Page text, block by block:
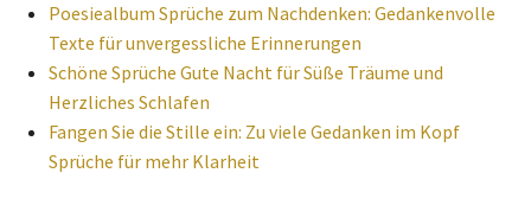
Poesiealbum Sprüche zum Nachdenken: Gedankenvolle
Texte für unvergessliche Erinnerungen
Schöne Sprüche Gute Nacht für Süße Träume und
Herzliches Schlafen
Fangen Sie die Stille ein: Zu viele Gedanken im Kopf
Sprüche für mehr Klarheit